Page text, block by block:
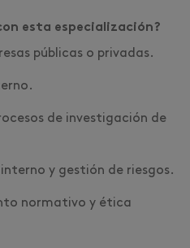
esta especialización?
públicas o privadas.
de investigación de
y gestión de riesgos.
normativo y ética